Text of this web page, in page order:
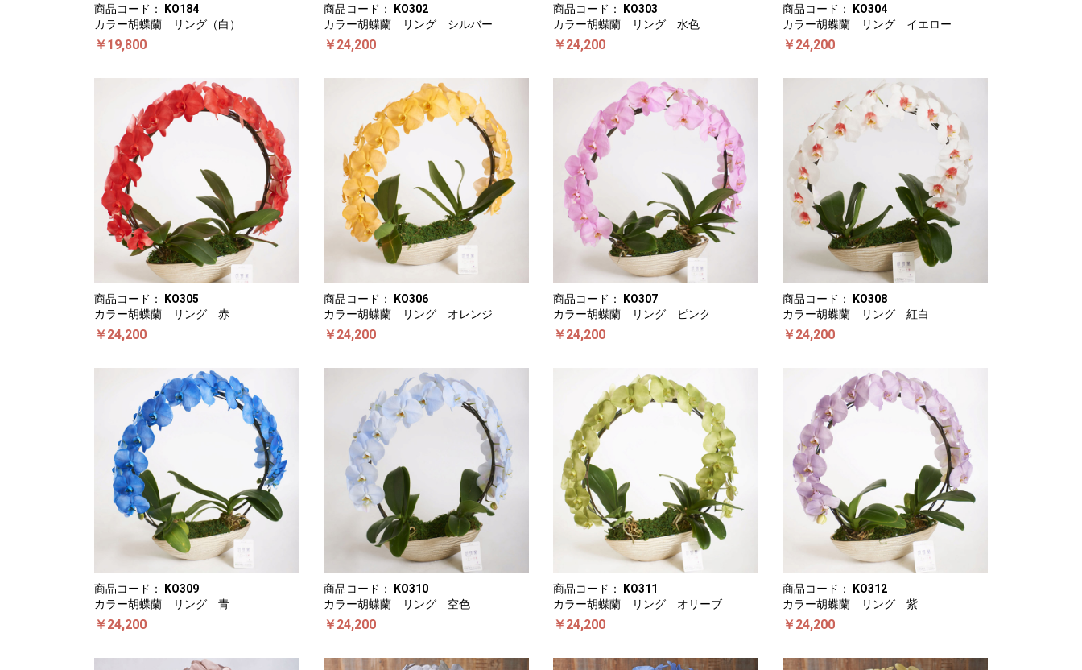
商品コード：
KO184
カラー胡蝶蘭 リング（白）
￥19,800
商品コード：
KO302
カラー胡蝶蘭 リング シルバー
￥24,200
商品コード：
KO303
カラー胡蝶蘭 リング 水色
￥24,200
商品コード：
KO304
カラー胡蝶蘭 リング イエロー
￥24,200
商品コード：
KO305
カラー胡蝶蘭 リング 赤
￥24,200
商品コード：
KO306
カラー胡蝶蘭 リング オレンジ
￥24,200
商品コード：
KO307
カラー胡蝶蘭 リング ピンク
￥24,200
商品コード：
KO308
カラー胡蝶蘭 リング 紅白
￥24,200
商品コード：
KO309
カラー胡蝶蘭 リング 青
￥24,200
商品コード：
KO310
カラー胡蝶蘭 リング 空色
￥24,200
商品コード：
KO311
カラー胡蝶蘭 リング オリーブ
￥24,200
商品コード：
KO312
カラー胡蝶蘭 リング 紫
￥24,200